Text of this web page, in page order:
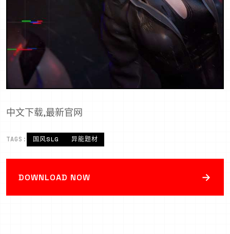
中文下载,最新官网
TAGS: 国风SLG 异能题材
DOWNLOAD NOW →